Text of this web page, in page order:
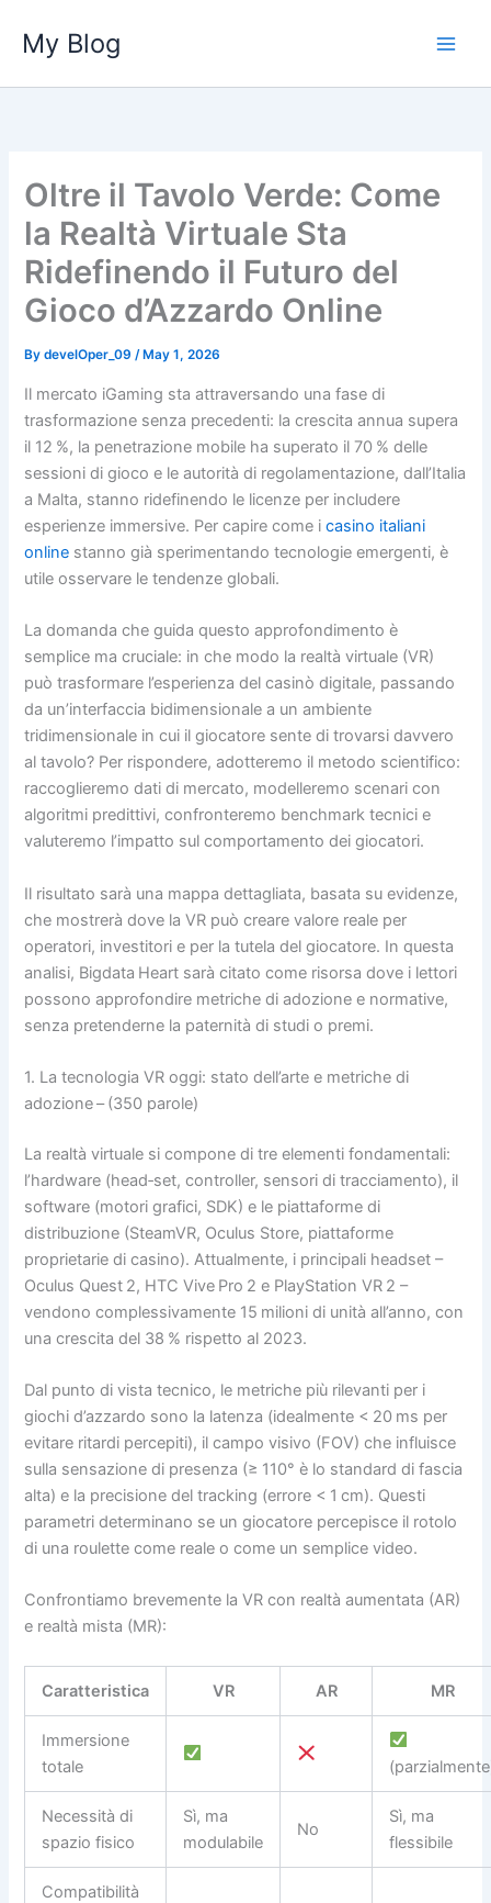
content
My Blog
Oltre il Tavolo Verde: Come
la Realtà Virtuale Sta
Ridefinendo il Futuro del
Gioco d’Azzardo Online
BydevelOper_09/ May 1, 2026
Il mercato iGaming sta attraversando una fase di
trasformazione senza precedenti: la crescita annua supera
il 12 %, la penetrazione mobile ha superato il 70 % delle
sessioni di gioco e le autorità di regolamentazione, dall’Italia
a Malta, stanno ridefinendo le licenze per includere
esperienze immersive. Per capire come icasino italiani
online stanno già sperimentando tecnologie emergenti, è
utile osservare le tendenze globali.
La domanda che guida questo approfondimento è
semplice ma cruciale: in che modo la realtà virtuale (VR)
può trasformare l’esperienza del casinò digitale, passando
da un’interfaccia bidimensionale a un ambiente
tridimensionale in cui il giocatore sente di trovarsi davvero
al tavolo? Per rispondere, adotteremo il metodo scientifico:
raccoglieremo dati di mercato, modelleremo scenari con
algoritmi predittivi, confronteremo benchmark tecnici e
valuteremo l’impatto sul comportamento dei giocatori.
Il risultato sarà una mappa dettagliata, basata su evidenze,
che mostrerà dove la VR può creare valore reale per
operatori, investitori e per la tutela del giocatore. In questa
analisi, Bigdata Heart sarà citato come risorsa dove i lettori
possono approfondire metriche di adozione e normative,
senza pretenderne la paternità di studi o premi.
1. La tecnologia VR oggi: stato dell’arte e metriche di
adozione – (350 parole)
La realtà virtuale si compone di tre elementi fondamentali:
l’hardware (head‑set, controller, sensori di tracciamento), il
software (motori grafici, SDK) e le piattaforme di
distribuzione (SteamVR, Oculus Store, piattaforme
proprietarie di casino). Attualmente, i principali headset –
Oculus Quest 2, HTC Vive Pro 2 e PlayStation VR 2 –
vendono complessivamente 15 milioni di unità all’anno, con
una crescita del 38 % rispetto al 2023.
Dal punto di vista tecnico, le metriche più rilevanti per i
giochi d’azzardo sono la latenza (idealmente < 20 ms per
evitare ritardi percepiti), il campo visivo (FOV) che influisce
sulla sensazione di presenza (≥ 110° è lo standard di fascia
alta) e la precisione del tracking (errore < 1 cm). Questi
parametri determinano se un giocatore percepisce il rotolo
di una roulette come reale o come un semplice video.
Confrontiamo brevemente la VR con realtà aumentata (AR)
e realtà mista (MR):
Caratteristica VR AR MR
Immersione
totale
Necessità di
spazio fisico
Sì, ma
modulabile
No
Sì, ma
flessibile
Compatibilità